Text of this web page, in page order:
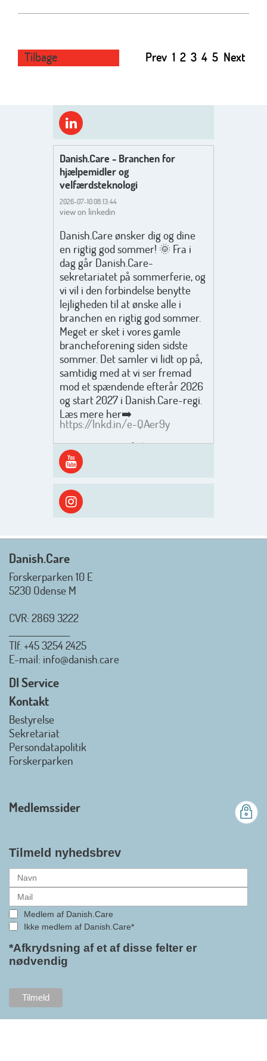
Tilbage Prev 1 2 3 4 5 Next
Danish.Care - Branchen for
hjælpemidler og
velfærdsteknologi
2026-07-10 08:13:44
view on linkedin
Danish.Care ønsker dig og dine
en rigtig god sommer! 🌞 Fra i
dag går Danish.Care-
sekretariatet på sommerferie, og
vi vil i den forbindelse benytte
lejligheden til at ønske alle i
branchen en rigtig god sommer.
Meget er sket i vores gamle
brancheforening siden sidste
sommer. Det samler vi lidt op på,
samtidig med at vi ser fremad
mod et spændende efterår 2026
og start 2027 i Danish.Care-regi.
Læs mere her➡️
https://lnkd.in/e-QAer9y
Men inden det går løs med en
spændende og aktivt
efterårsæson, så går turen først
ud i solen, ned til vandet og ind i
skyggen igen. Danish.Care holder
sommerlukket i uge 29 + 30.
Mvh. Anders, Helle og Malthe
Danish.Care - Branchen for
hjælpemidler og
Danish.Care fra den 01. juli 2026
officielt kan kalde sig for
medlemsforening i DI - Dansk
gennemslagskraft og skabe
hjælpemidler samt give
medlemmerne adgang til en
alle formaliteterne nu er på plads
i samarbejdet mellem
Danish.Care og DI glæder
bestyrelsesleder i Danish.Care,
Claus Ipsen. Han betragter
fremtidssikring af Danish.Care,
som både er med til at styrke
brancheforeningen i sig selv,
Danish.Care
Forskerparken 10 E
5230 Odense M
CVR: 2869 3222
Tlf. +45 3254 2425
E-mail: info@danish.care
DI Service
Kontakt
Bestyrelse
Sekretariat
Persondatapolitik
Forskerparken
Medlemssider
Tilmeld nyhedsbrev
Medlem af Danish.Care
Ikke medlem af Danish.Care*
*Afkrydsning af et af disse felter er
nødvendig